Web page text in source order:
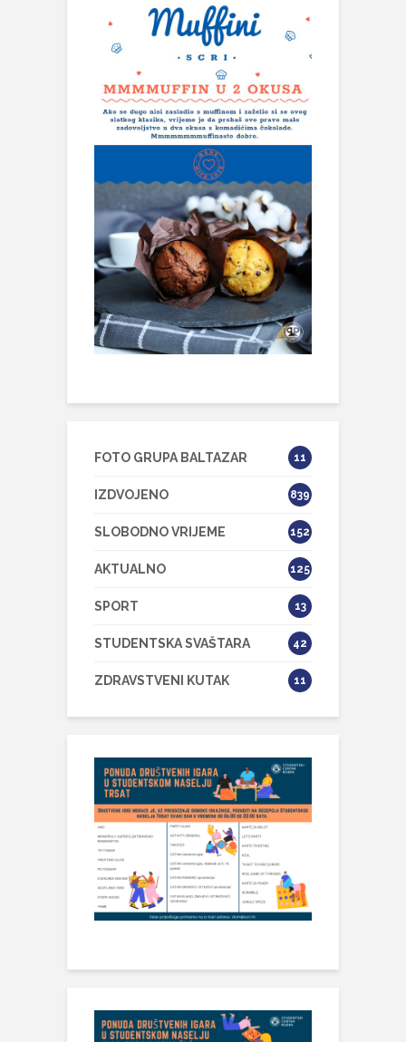
FOTO GRUPA BALTAZAR 11
IZDVOJENO 839
SLOBODNO VRIJEME 152
AKTUALNO 125
SPORT 13
STUDENTSKA SVAŠTARA 42
ZDRAVSTVENI KUTAK 11